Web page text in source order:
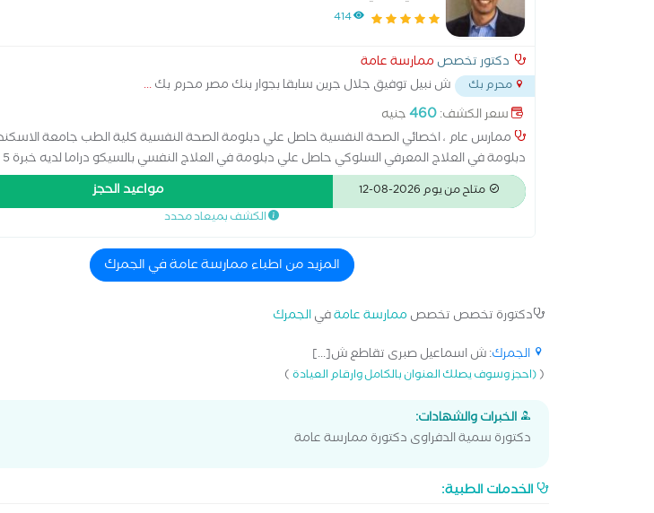
414
دكتور تخصص ممارسة عامة
محرم بك ش نبيل توفيق جلال جرين سابقا بجوار بنك مصر محرم بك...
سعر الكشف:460جنيه
ممارس عام ، اخصائي الصحة النفسية حاصل علي دبلومة الصحة النفسية كلية الطب جامعة
مجال العلاج النفسي
متاح من يوم 2026-08-12 مواعيد الحجز
الكشف بميعاد محدد
المزيد من اطباء ممارسة عامة في الجمرك
دكتورة تخصص تخصص ممارسة عامةفيالجمرك
الجمرك: ش اسماعيل صبرى تقاطع ش[...]
((احجز وسوف يصلك العنوان بالكامل وارقام العيادة)
الخبرات والشهادات:
دكتورة سمية الدفراوى دكتورة ممارسة عامة
الخدمات الطبية: